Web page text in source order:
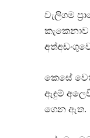
වැලිගම
කෙසේ
ඇඳුම්
ගෙන ඇත.